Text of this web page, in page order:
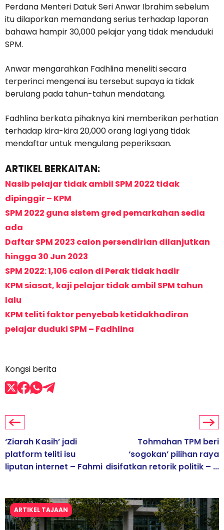
Perdana Menteri Datuk Seri Anwar Ibrahim sebelum
itu dilaporkan memandang serius terhadap laporan
bahawa hampir 30,000 pelajar yang tidak menduduki
SPM.
Anwar mengarahkan Fadhlina meneliti secara
terperinci mengenai isu tersebut supaya ia tidak
berulang pada tahun-tahun mendatang.
Fadhlina berkata pihaknya kini memberikan perhatian
terhadap kira-kira 20,000 orang lagi yang tidak
mendaftar untuk mengulang peperiksaan.
ARTIKEL BERKAITAN:
Nasib pelajar tidak ambil SPM 2022 tidak
dipinggir – KPM
SPM 2022 guna sistem gred pemarkahan sedia
ada
Daftar SPM 2023 calon persendirian dilanjutkan
hingga 30 Jun 2023
SPM 2022: 1,106 calon di Perak tidak hadir
KPM siasat, kaji pelajar tidak ambil SPM tahun
lalu
KPM teliti faktor penyebab ketidakhadiran
pelajar duduki SPM – Fadhlina
Kongsi berita
‘Ziarah Kasih’ jadi
platform teliti isu
liputan internet – Fahmi
Tohmahan TPM beri
‘sogokan’ pilihan raya
disifatkan retorik politik – ...
ARTIKEL TAJAAN